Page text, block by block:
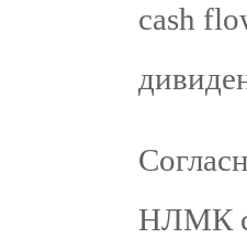
cash
НЛМК